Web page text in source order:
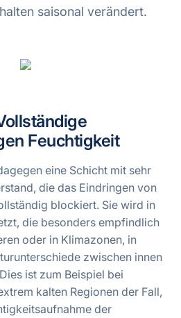
saisonal verändert.
Feuchtigkeit
eine Schicht mit sehr
die das Eindringen von
blockiert. Sie wird in
die besonders empfindlich
oder in Klimazonen, in
zwischen innen
ist zum Beispiel bei
kalten Regionen der Fall,
der